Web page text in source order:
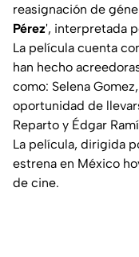
reasignación de
Pérez', interpretada
La película cuenta
han hecho
como: Selena
oportunidad de
Reparto y Édgar
La película, dirigida
estrena en México
de cine.